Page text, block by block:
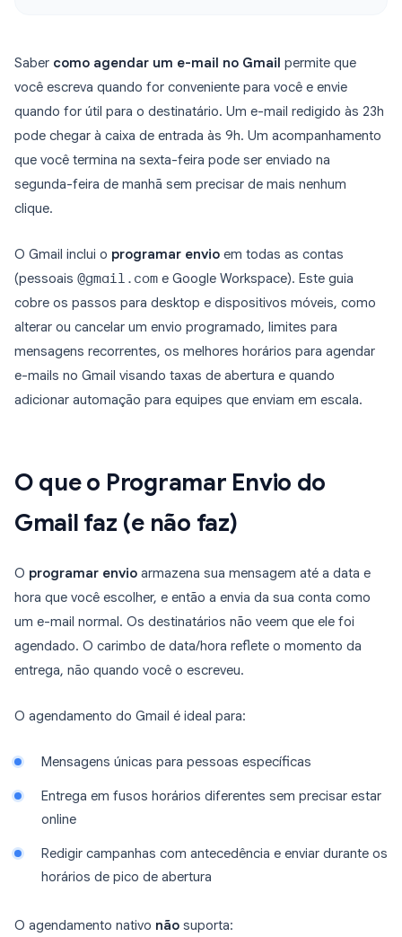
Saber como agendar um e-mail no Gmail permite que
você escreva quando for conveniente para você e envie
quando for útil para o destinatário. Um e-mail redigido às 23h
pode chegar à caixa de entrada às 9h. Um acompanhamento
que você termina na sexta-feira pode ser enviado na
segunda-feira de manhã sem precisar de mais nenhum
clique.
O Gmail inclui o programar envio em todas as contas
(pessoais @gmail.com e Google Workspace). Este guia
cobre os passos para desktop e dispositivos móveis, como
alterar ou cancelar um envio programado, limites para
mensagens recorrentes, os melhores horários para agendar
e-mails no Gmail visando taxas de abertura e quando
adicionar automação para equipes que enviam em escala.
O que o Programar Envio do
Gmail faz (e não faz)
O programar envio armazena sua mensagem até a data e
hora que você escolher, e então a envia da sua conta como
um e-mail normal. Os destinatários não veem que ele foi
agendado. O carimbo de data/hora reflete o momento da
entrega, não quando você o escreveu.
O agendamento do Gmail é ideal para:
Mensagens únicas para pessoas específicas
Entrega em fusos horários diferentes sem precisar estar
online
Redigir campanhas com antecedência e enviar durante os
horários de pico de abertura
O agendamento nativo não suporta: